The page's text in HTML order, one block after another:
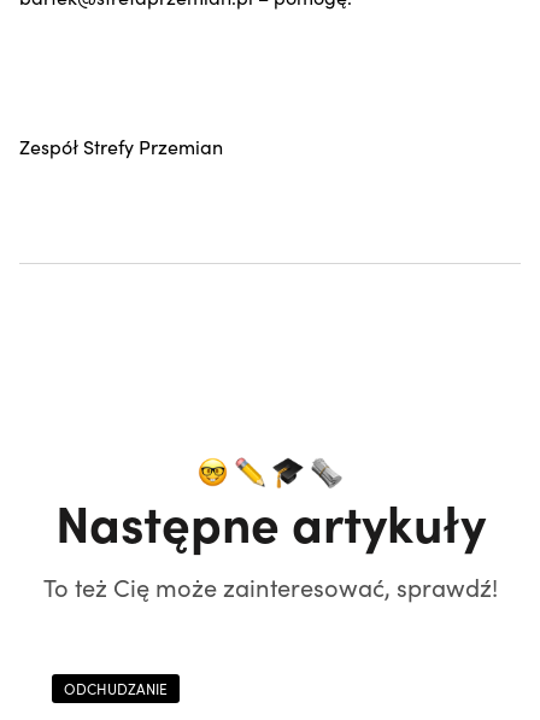
Zespół Strefy Przemian
Następne artykuły
To też Cię może zainteresować, sprawdź!
ODCHUDZANIE